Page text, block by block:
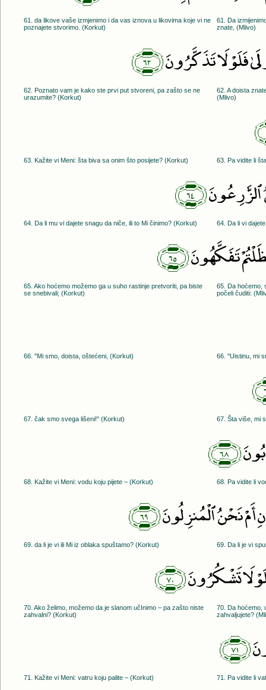
61. da likove vaše izmjenimo i da vas iznova u likovima koje vi ne
poznajete stvorimo. (Korkut)
61. Da
znate, (Mlivo)
فَلَوْلَا تَذَكَّرُونَ﴿٦٢﴾
62. Poznato vam je kako ste prvi put stvoreni, pa zašto se ne
urazumite? (Korkut)
62. A doista
(Mlivo)
63. Kažite vi Meni: šta biva sa onim što posijete? (Korkut) 63. Pa vidite li
ٱلزَّٰرِعُونَ﴿٦٤﴾
64. Da li mu vi dajete snagu da niče, ili to Mi činimo? (Korkut) 64. Da li vi
تَفَكَّهُونَ﴿٦٥﴾
65. Ako hoćemo možemo ga u suho rastinje pretvoriti, pa biste
se snebivali; (Korkut)
65. Da hoćemo,
počeli čuditi:
66. "Mi smo, doista, oštećeni, (Korkut) 66. "Uistinu, mi
67. čak smo svega lišeni!" (Korkut) 67. Šta više, mi
﴿٦٨﴾
68. Kažite vi Meni: vodu koju pijete – (Korkut) 68. Pa vidite li
أَمْ نَحْنُ ٱلْمُنزِلُونَ﴿٦٩﴾
69. da li je vi ili Mi iz oblaka spuštamo? (Korkut) 69. Da li je vi
تَشْكُرُونَ﴿٧٠﴾
70. Ako želimo, možemo da je slanom učInimo – pa zašto niste
zahvalni? (Korkut)
70. Da hoćemo,
zahvaljujete?
﴿٧١﴾
71. Kažite vi Meni: vatru koju palite – (Korkut) 71. Pa vidite li